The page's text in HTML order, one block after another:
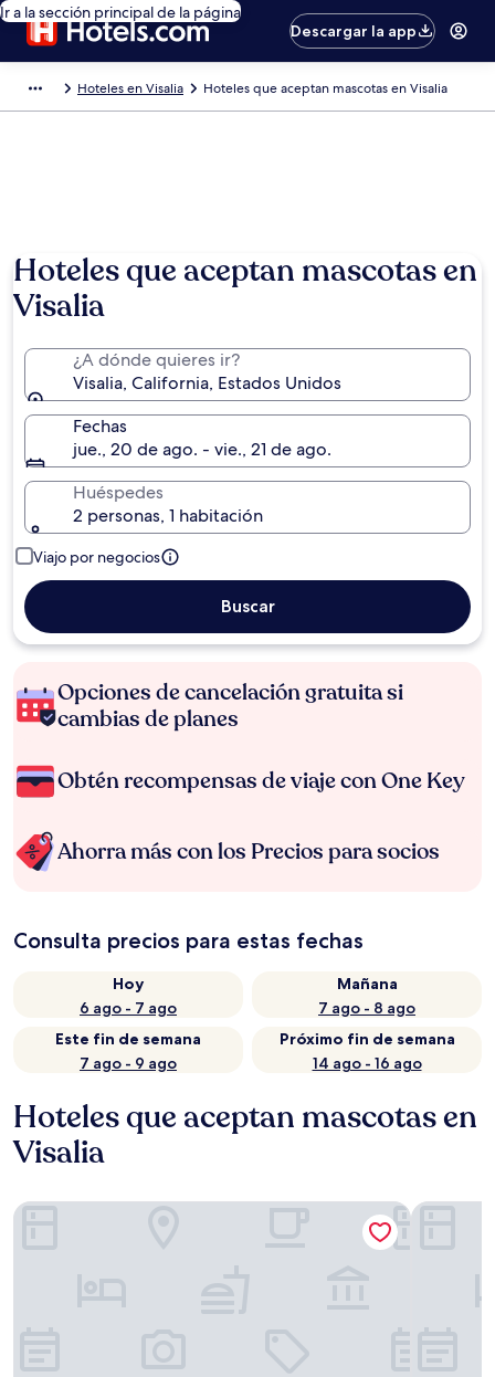
Ir a la sección principal de la página
Descargar la app
Hoteles en Visalia Hoteles que aceptan mascotas en Visalia
Hoteles que aceptan mascotas en
Visalia
¿A dónde quieres ir?
Visalia, California, Estados Unidos
Fechas
jue., 20 de ago. - vie., 21 de ago.
Huéspedes
2 personas, 1 habitación
Viajo por negocios
Buscar
Opciones de cancelación gratuita si
cambias de planes
Obtén recompensas de viaje con One Key
Ahorra más con los Precios para socios
Consulta precios para estas fechas
Hoy
6 ago - 7 ago
Mañana
7 ago - 8 ago
Este fin de semana
7 ago - 9 ago
Próximo fin de semana
14 ago - 16 ago
Hoteles que aceptan mascotas en
Visalia
Wyndham Visalia Hilton